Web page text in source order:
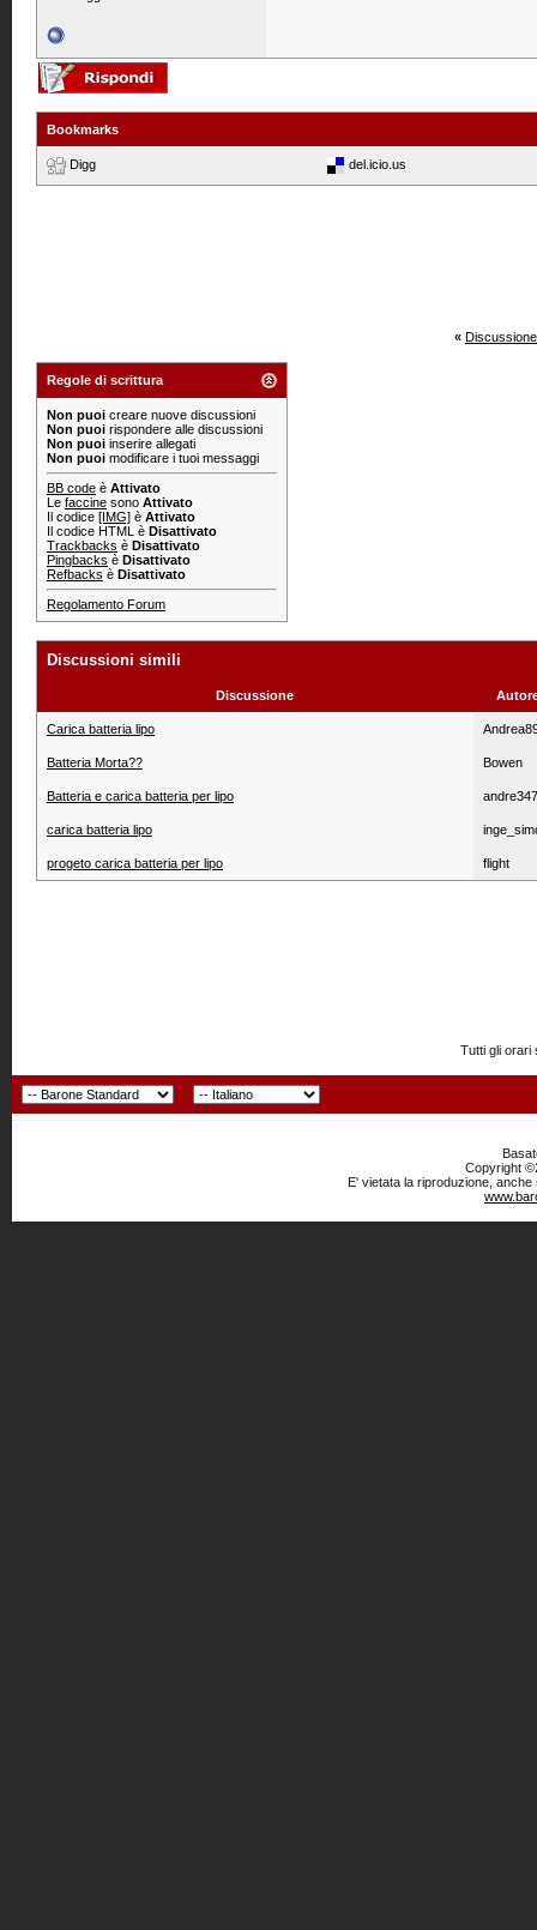
Bookmarks
Digg del.icio.us
«
Regole di scrittura
Non puoi creare nuove discussioni
Non puoi rispondere alle discussioni
Non puoi inserire allegati
Non puoi modificare i tuoi messaggi
BB code è Attivato
Le faccine sono Attivato
Il codice [IMG] è Attivato
Il codice HTML è Disattivato
Trackbacks è Disattivato
Pingbacks è Disattivato
Refbacks è Disattivato
Regolamento Forum
Discussioni simili
Discussione
Carica batteria lipo
Batteria Morta?? Bowen
Batteria e carica batteria per lipo andre347
carica batteria lipo
progeto carica batteria per lipo flight
Tutti gli orari
Copyright
E' vietata la riproduzione,